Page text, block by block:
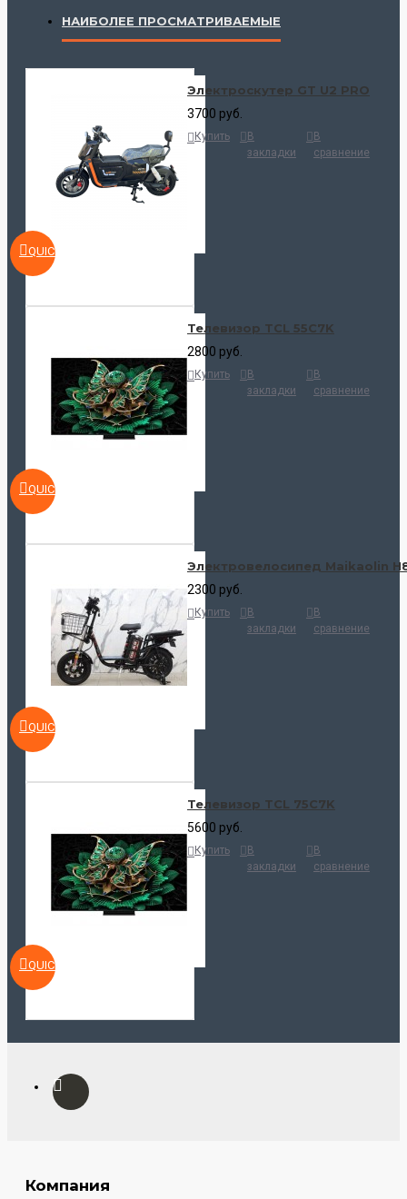
НАИБОЛЕЕ ПРОСМАТРИВАЕМЫЕ
QUICKVIEW
Электроскутер GT U2 PRO
3700 руб.
Купить
В
закладки
В
сравнение
QUICKVIEW
Телевизор TCL 55C7K
2800 руб.
Купить
В
закладки
В
сравнение
QUICKVIEW
Электровелосипед Maikaolin
2300 руб.
Купить
В
закладки
В
сравнение
QUICKVIEW
Телевизор TCL 75C7K
5600 руб.
Купить
В
закладки
В
сравнение
Компания